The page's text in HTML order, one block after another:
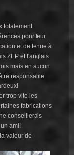
totalement
pour leur
et de tenue à
ZEP et l'anglais
mais en aucun
responsable
trop vite les
fabrications
conseillerais
ami!
valeur de